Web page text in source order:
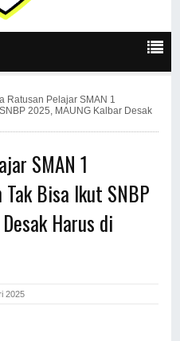
Ratusan Pelajar SMAN 1
2025, MAUNG Kalbar Desak
SMAN 1
Tak Bisa Ikut SNBP
Harus di
2025